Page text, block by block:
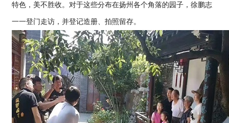
特色，美不胜收。对于这些分布在扬州各个角落的园子，徐鹏志
一一登门走访，并登记造册、拍照留存。